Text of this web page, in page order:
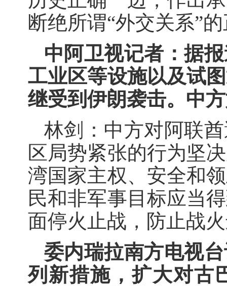
断绝所谓“外交关系”
中阿卫视记者：据
工业区等设施以及试
继受到伊朗袭击。中
林剑：中方对阿联
区局势紧张的行为坚
湾国家主权、安全和
民和非军事目标应当
面停火止战，防止战
委内瑞拉南方电视
列新措施，扩大对古